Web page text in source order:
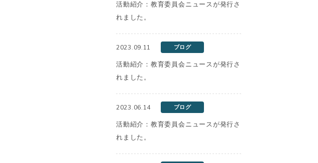
活動紹介：教育委員会ニュースが発行さ
れました。
2023.09.11 ブログ
活動紹介：教育委員会ニュースが発行さ
れました。
2023.06.14 ブログ
活動紹介：教育委員会ニュースが発行さ
れました。